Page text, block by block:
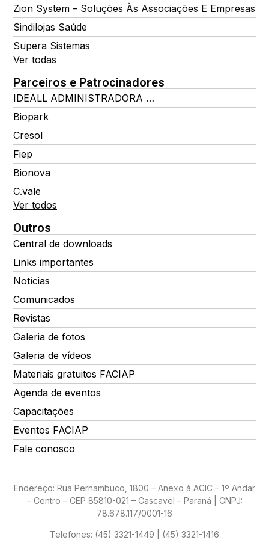
Zion System – Soluções Às Associações E Empresas
Sindilojas Saúde
Supera Sistemas
Ver todas
Parceiros e Patrocinadores
IDEALL ADMINISTRADORA DE BENEFÍCIOS
Biopark
Cresol
Fiep
Bionova
C.vale
Ver todos
Outros
Central de downloads
Links importantes
Notícias
Comunicados
Revistas
Galeria de fotos
Galeria de vídeos
Materiais gratuitos FACIAP
Agenda de eventos
Capacitações
Eventos FACIAP
Fale conosco
Endereço: Rua Pernambuco, 1800 – Anexo à ACIC – 1º Andar
– Centro – CEP 85810-021 – Cascavel – Paraná | CNPJ:
78.678.117/0001-16
Telefones: (45) 3321-1449 | (45) 3321-1416